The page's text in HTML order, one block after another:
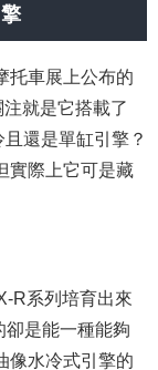
托車展上公布的
就是它搭載了
還是單缸引擎？
實際上它可是藏
R系列培育出來
卻是能一種能夠
像水冷式引擎的